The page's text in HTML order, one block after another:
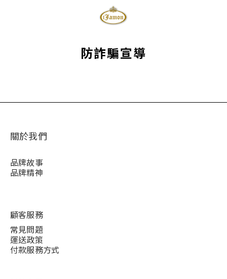
防詐騙宣導
關於我們
品牌故事
品牌精神
顧客服務
常見問題
運送政策
付款服務方式